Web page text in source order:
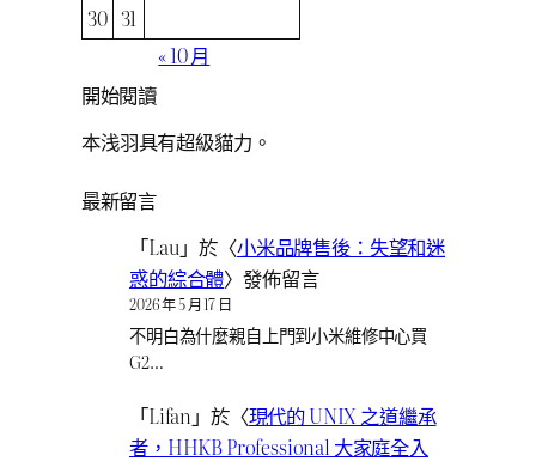
30 31
« 10 月
開始閱讀
本浅羽具有超級貓力。
最新留言
「Lau」於〈小米品牌售後：失望和迷
惑的綜合體〉發佈留言
2026 年 5 月 17 日
不明白為什麼親自上門到小米維修中心買
G2…
「Lifan 」於〈現代的 UNIX 之道繼承
者，HHKB Professional 大家庭全入